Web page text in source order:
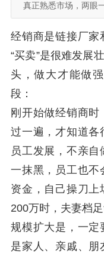
真正熟悉市场，两眼
经销商是链接厂家
“买卖”是很难发展
头，做大才能做
段：
刚开始做经销商
过一遍，才知道各
员工发展，不亲
一抹黑，员工也不
资金，自己操刀上
200万时，夫妻档足
规模扩大是，一定
是家人、亲戚、